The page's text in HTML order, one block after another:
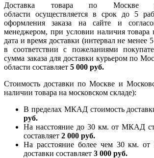
Доставка товара по Москве
области осуществляется в срок до 5
оформления заказа на сайте и
менеджером, при условии наличия товара
дата и время доставки (интервал не менее
в соответствии с пожеланиями
сумма заказа для доставки курьером по
области составляет 5 000 руб.
Стоимость доставки по Москве и
наличии товара на московском складе):
В пределах МКАД стоимость
руб.
На насcтояние до 30 км. от МКАД
составляет 2 000 руб.
На расстояние более чем 30 км.
доставки составляет 3 000 руб.